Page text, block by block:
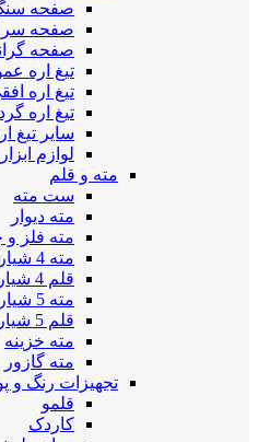
صفحه
صفحه
صفحه
تیغ اره
تیغ اره
تیغ اره
سایر تیغ
لوازم
مته و قلم
ست مته
مته دیوار
مته فلز
مته 4 شیار
قلم 4 شیار
مته 5 شیار
قلم 5 شیار
مته خزینه
مته گازور
تجهیزات رنگ و
قلمو
کاردک